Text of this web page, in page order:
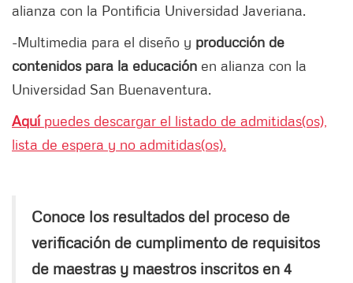
alianza con la Pontificia Universidad Javeriana.
-Multimedia para el diseño y producción de
contenidos para la educación en alianza con la
Universidad San Buenaventura.
Aquí puedes descargar el listado de admitidas(os),
lista de espera y no admitidas(os).
Conoce los resultados del proceso de
verificación de cumplimento de requisitos
de maestras y maestros inscritos en 4